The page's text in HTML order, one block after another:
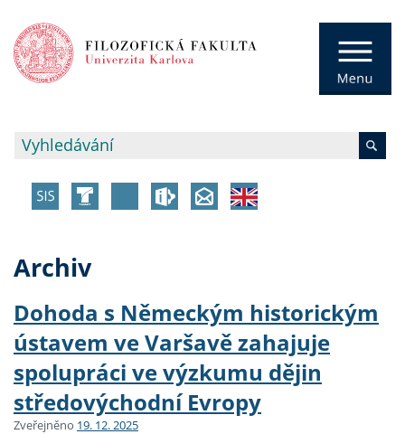
Archiv
Dohoda s Německým historickým
ústavem ve Varšavě zahajuje
spolupráci ve výzkumu dějin
středovýchodní Evropy
Zveřejněno 19. 12. 2025